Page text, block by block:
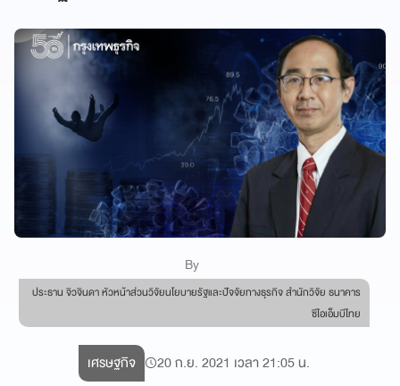
By
ประธาน จิวจินดา หัวหน้าส่วนวิจัยนโยบายรัฐและปัจจัยทางธุรกิจ สำนักวิจัย ธนาคาร
ซีไอเอ็มบีไทย
เศรษฐกิจ 20 ก.ย. 2021 เวลา 21:05 น.